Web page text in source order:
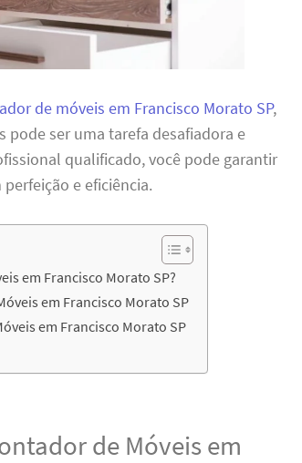
de móveis em Francisco Morato SP,
ser uma tarefa desafiadora e
qualificado, você pode garantir
e eficiência.
em Francisco Morato SP?
em Francisco Morato SP
em Francisco Morato SP
de Móveis em